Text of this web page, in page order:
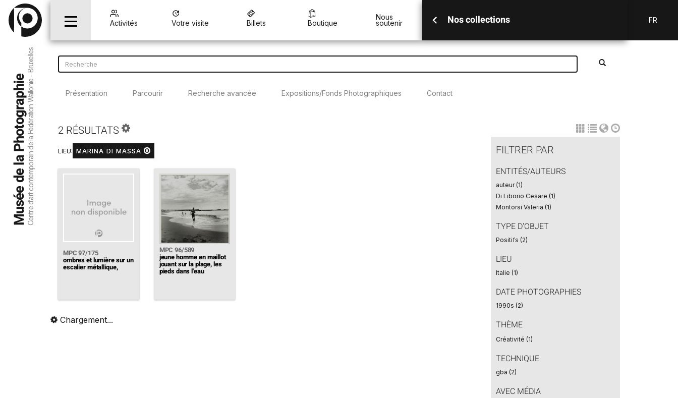
Musée de la PhotographieCentre d’art contemporain de la Fédération Wallonie - Bruxelles
Activités Votre visite Billets Boutique
Nous
soutenir Nos collections FR
Présentation Parcourir Recherche avancée Expositions/Fonds Photographiques Contact
2 RÉSULTATS
LIEU: MARINA DI MASSA
MPC 97/175
ombres et lumière sur un
escalier métallique,
MPC 96/589
jeune homme en maillot
jouant sur la plage, les
pieds dans l'eau
Chargement...
FILTRER PAR
ENTITÉS/AUTEURS
auteur (1)
Di Liborio Cesare (1)
Montorsi Valeria (1)
TYPE D'OBJET
Positifs (2)
LIEU
Italie (1)
DATE PHOTOGRAPHIES
1990s (2)
THÈME
Créativité (1)
TECHNIQUE
gba (2)
AVEC MÉDIA